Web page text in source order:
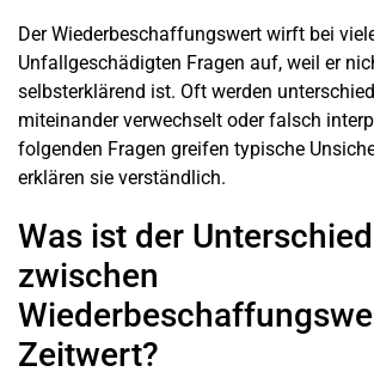
Der Wiederbeschaffungswert wirft bei
Unfallgeschädigten Fragen auf, weil er
selbsterklärend ist. Oft werden
miteinander verwechselt oder falsch
folgenden Fragen greifen typische
erklären sie verständlich.
Was ist der Unterschied
zwischen
Zeitwert?